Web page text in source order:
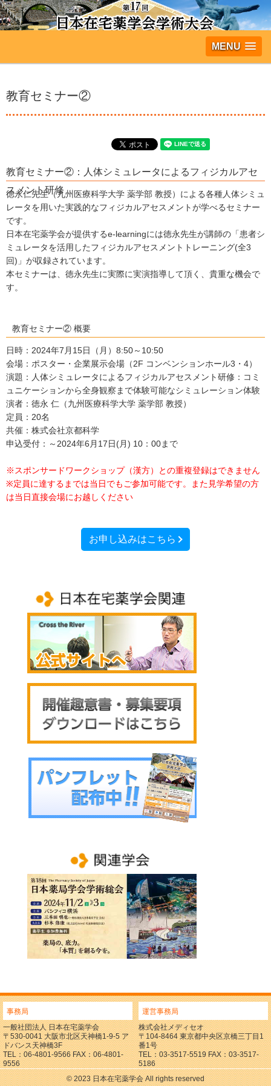
MENU
教育セミナー②
教育セミナー②：人体シミュレータによるフィジカルアセ
スメント研修
徳永仁先生（九州医療科学大学 薬学部 教授）による各種人体シミュ
レータを用いた実践的なフィジカルアセスメントが学べるセミナー
です。
日本在宅薬学会が提供するe-learningには徳永先生が講師の「患者シ
ミュレータを活用したフィジカルアセスメントトレーニング(全3
回)」が収録されています。
本セミナーは、徳永先生に実際に実演指導して頂く、貴重な機会で
す。
教育セミナー② 概要
日時：2024年7月15日（月）8:50～10:50
会場：ポスター・企業展示会場（2F コンベンションホール3・4）
演題：人体シミュレータによるフィジカルアセスメント研修：コミ
ュニケーションから全身観察まで体験可能なシミュレーション体験
演者：徳永 仁（九州医療科学大学 薬学部 教授）
定員：20名
共催：株式会社京都科学
申込受付：～2024年6月17日(月) 10：00まで
※スポンサードワークショップ（漢方）との重複登録はできません
※定員に達するまでは当日でもご参加可能です。また見学希望の方
は当日直接会場にお越しください
お申し込みはこちら
事務局
一般社団法人 日本在宅薬学会
〒530-0041 大阪市北区天神橋1-9-5 ア
ドバンス天神橋3F
TEL：06-4801-9566 FAX：06-4801-
9556
運営事務局
株式会社メディセオ
〒104-8464 東京都中央区京橋三丁目1
番1号
TEL：03-3517-5519 FAX：03-3517-
5186
© 2023 日本在宅薬学会 All rights reserved